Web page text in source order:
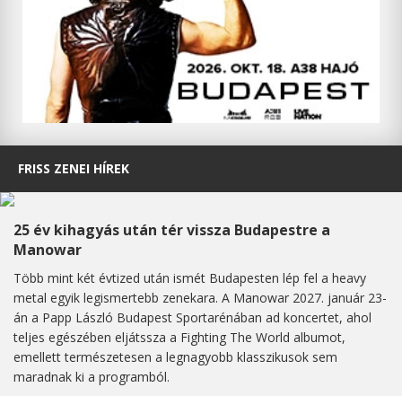
FRISS ZENEI HÍREK
25 év kihagyás után tér vissza Budapestre a
Manowar
Több mint két évtized után ismét Budapesten lép fel a heavy
metal egyik legismertebb zenekara. A Manowar 2027. január 23-
án a Papp László Budapest Sportarénában ad koncertet, ahol
teljes egészében eljátssza a Fighting The World albumot,
emellett természetesen a legnagyobb klasszikusok sem
maradnak ki a programból.